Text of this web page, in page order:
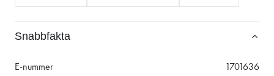
Snabbfakta
E-nummer
1701636